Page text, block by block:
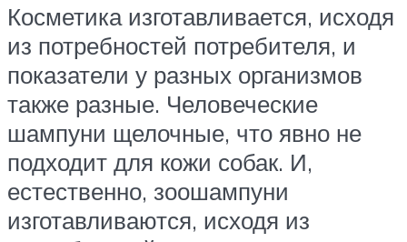
Косметика изготавливается, исходя
из потребностей потребителя, и
показатели у разных организмов
также разные. Человеческие
шампуни щелочные, что явно не
подходит для кожи собак. И,
естественно, зоошампуни
изготавливаются, исходя из